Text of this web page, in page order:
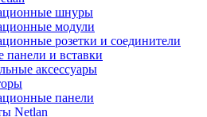
шнуры
модули
розетки и соединители
панели и вставки
аксессуары
панели